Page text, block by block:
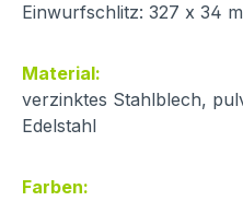
Einwurfschlitz: 327 x 34
Material:
verzinktes Stahlblech,
Edelstahl
Farben: